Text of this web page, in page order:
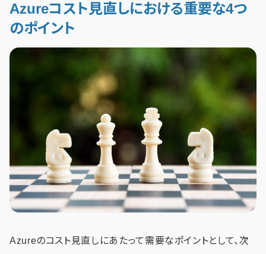
Azureコスト見直しにおける重要な4つ
のポイント
Azureのコスト見直しにあたって需要なポイントとして、次